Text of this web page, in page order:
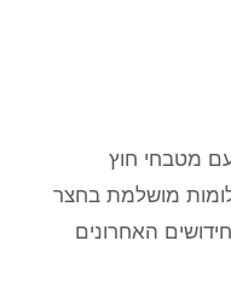
עם מטבחי חוץ
מושלמת בחצר
האחרונים